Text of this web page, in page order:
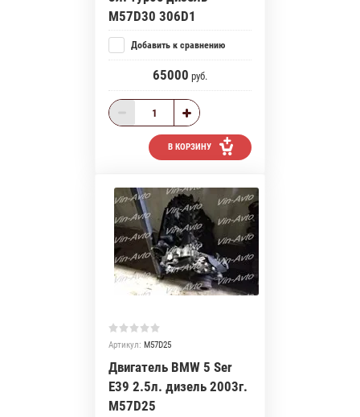
M57D30 306D1
Добавить к сравнению
65000 руб.
В КОРЗИНУ
Артикул: M57D25
Двигатель BMW 5 Ser
E39 2.5л. дизель 2003г.
M57D25